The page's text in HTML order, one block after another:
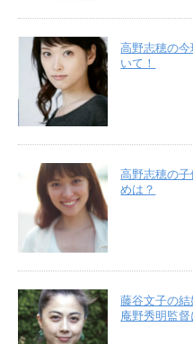
高野志穂の
いて！
高野志穂の
めは？
藤谷文子の
庵野秀明監